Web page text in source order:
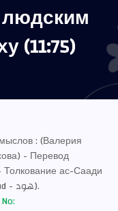
людским
(11:75)
: (Валерия
- Перевод
ас-Саади
сура Худ Аят 75 (Hud - هود).